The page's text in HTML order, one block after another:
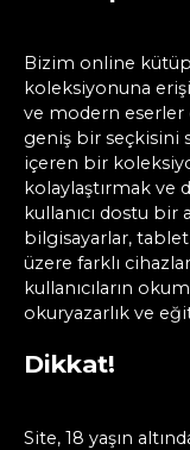
Bizim online
koleksiyonuna
ve modern eserler
geniş bir seçkisini
içeren bir
kolaylaştırmak ve
kullanıcı dostu bir
bilgisayarlar,
üzere farklı
kullanıcıların
okuryazarlık ve
Dikkat!
Site, 18 yaşın